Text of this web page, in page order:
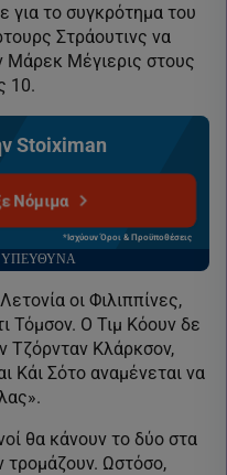
για το συγκρότημα του
Στράουτινς να
Μάρεκ Μέγιερις στους
10.
Stoiximan
Νόμιμα
*Ισχύουν Όροι & Προϋποθέσεις
ΥΠΕΥΘΥΝΑ
οι Φιλιππίνες,
Τόμσον. Ο Τιμ Κόουν δε
Τζόρνταν Κλάρκσον,
Κάι Σότο αναμένεται να
θα κάνουν το δύο στα
τρομάζουν. Ωστόσο,